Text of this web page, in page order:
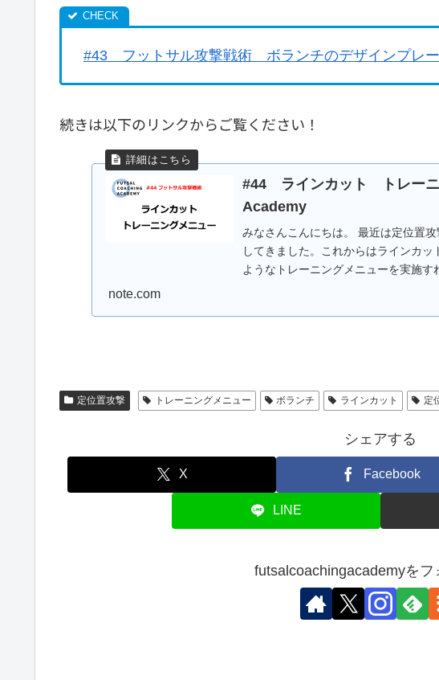
#43 フットサル攻撃戦術 ボランチのデザインプレー
続きは以下のリンクからご覧ください！
#44 ラインカット トレー
Academy
みなさんこんにちは。 最近は定位置
してきました。これからはラインカ
ようなトレーニングメニューを実施
note.com
定位置攻撃 トレーニングメニュー ボランチ ラインカット 定
シェアする
X Facebook
LINE
futsalcoachingacademyをフ